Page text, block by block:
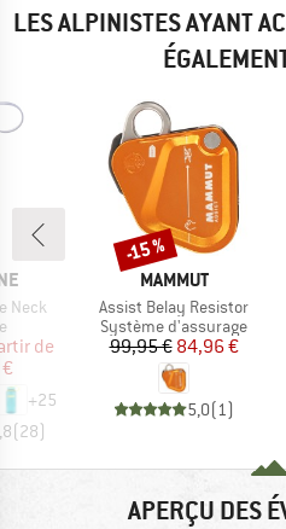
LES ALPINISTES AYANT
Neck
group
réduit
de
+25
(28)
MARQUE
MAMMUT
Article
Assist Belay Resistor
Product group
Système d'assurage
Prix
99,95 €Prix réduit
84,96 €
5,0(1 )
Remise
-15 %
APERÇU DES